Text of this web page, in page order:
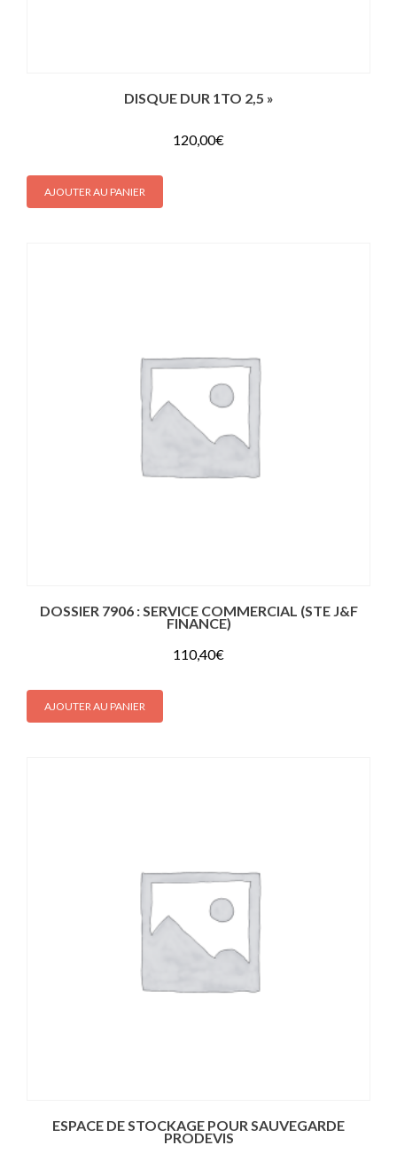
DISQUE DUR 1TO 2,5 »
120,00€
AJOUTER AU PANIER
DOSSIER 7906 : SERVICE COMMERCIAL (STE J&F
FINANCE)
110,40€
AJOUTER AU PANIER
ESPACE DE STOCKAGE POUR SAUVEGARDE
PRODEVIS